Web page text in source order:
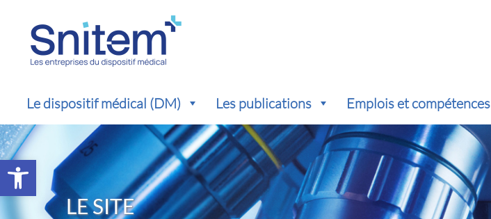
Ouvrir la barre d’outils
Le dispositif médical (DM) Les publications Emplois et compétences
LE SITE